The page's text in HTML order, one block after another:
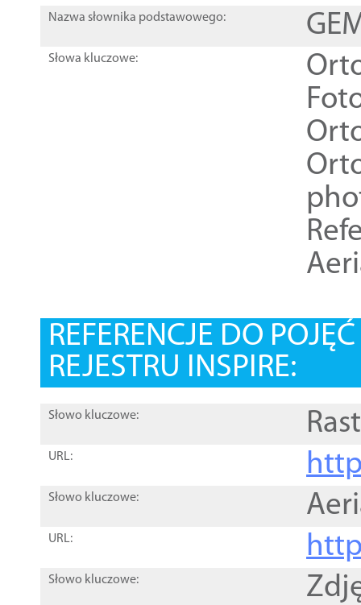
Nazwa słownika podstawowego:
Słowa kluczowe:
REFERENCJE DO
REJESTRU INSPIRE:
Słowo kluczowe:
URL:
Słowo kluczowe:
URL:
Słowo kluczowe: